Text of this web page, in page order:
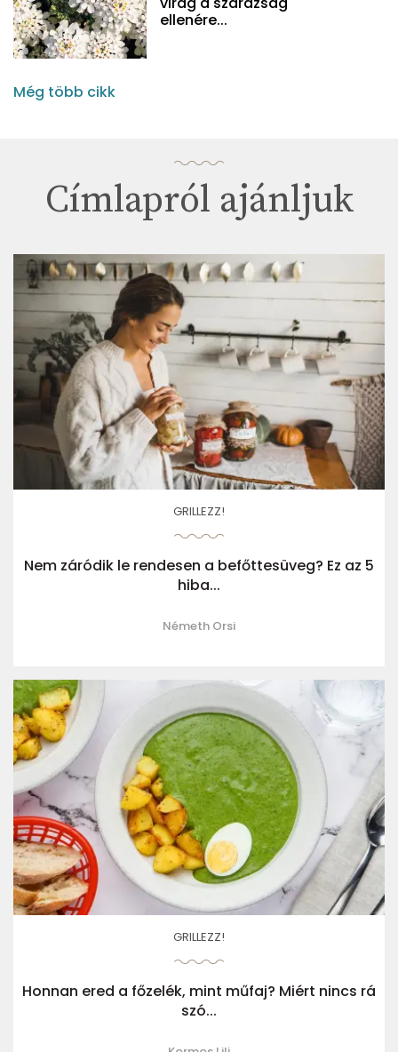
ellenére...
Még több cikk
Címlapról ajánljuk
GRILLEZZ!
Nem záródik le rendesen a befőttesüveg? Ez az 5
hiba...
Németh Orsi
GRILLEZZ!
Honnan ered a főzelék, mint műfaj? Miért nincs rá
szó...